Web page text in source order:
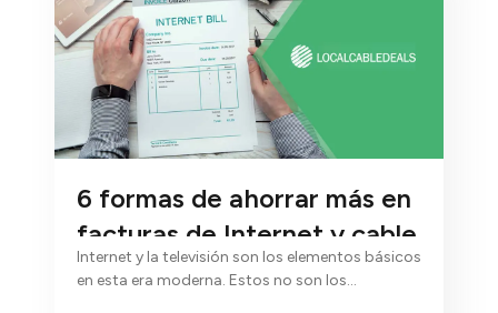
6 formas de ahorrar más en
facturas de Internet y cable
Internet y la televisión son los elementos básicos
en esta era moderna. Estos no son los